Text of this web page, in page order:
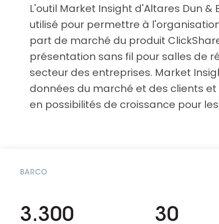
Supplier Risk Intelligence
D&B Finance Analytics
API
Tout sur Supply & ESG
Intelligence
Platforme D&B ESG
Ecovadis & indueD
API
Tout sur ESG
En savoir plus
L'outil Market Insight d'Altares Dun
utilisé pour permettre à
part de marché du produit
présentation sans fil pour salles de
secteur des entreprises. Market
données du marché et des clients
en possibilités de croissance pour
BARCO
3.300 30